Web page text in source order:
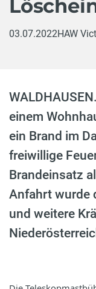
03.07.2022HAW
einem
ein Brand im
freiwillige
Brandeinsatz
Anfahrt wurde
und weitere